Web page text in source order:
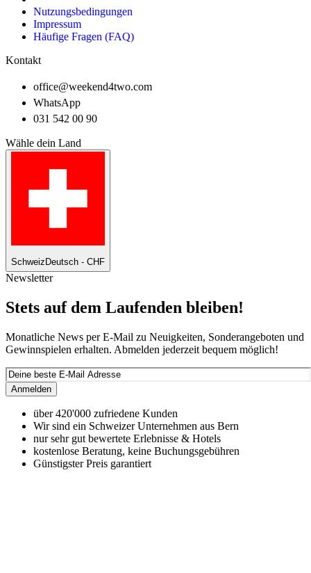
Nutzungsbedingungen
Impressum
Häufige Fragen (FAQ)
Kontakt
office@weekend4two.com
WhatsApp
031 542 00 90
Wähle dein Land
Schweiz Deutsch - CHF
Newsletter
Stets auf dem Laufenden bleiben!
Monatliche News per E-Mail zu Neuigkeiten, Sonderangeboten und
Gewinnspielen erhalten. Abmelden jederzeit bequem möglich!
Anmelden
über 420'000 zufriedene Kunden
Wir sind ein Schweizer Unternehmen aus Bern
nur sehr gut bewertete Erlebnisse & Hotels
kostenlose Beratung, keine Buchungsgebühren
Günstigster Preis garantiert